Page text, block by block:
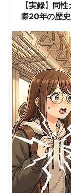
【実録】同
際20年の歴史